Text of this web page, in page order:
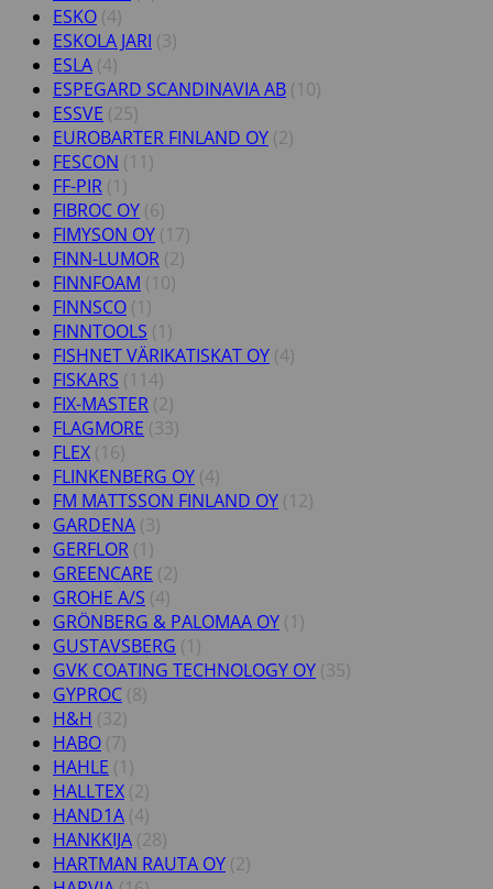
ESKO (4)
ESKOLA JARI (3)
ESLA (4)
ESPEGARD SCANDINAVIA AB (10)
ESSVE (25)
EUROBARTER FINLAND OY (2)
FESCON (11)
FF-PIR (1)
FIBROC OY (6)
FIMYSON OY (17)
FINN-LUMOR (2)
FINNFOAM (10)
FINNSCO (1)
FINNTOOLS (1)
FISHNET VÄRIKATISKAT OY (4)
FISKARS (114)
FIX-MASTER (2)
FLAGMORE (33)
FLEX (16)
FLINKENBERG OY (4)
FM MATTSSON FINLAND OY (12)
GARDENA (3)
GERFLOR (1)
GREENCARE (2)
GROHE A/S (4)
GRÖNBERG & PALOMAA OY (1)
GUSTAVSBERG (1)
GVK COATING TECHNOLOGY OY (35)
GYPROC (8)
H&H (32)
HABO (7)
HAHLE (1)
HALLTEX (2)
HAND1A (4)
HANKKIJA (28)
HARTMAN RAUTA OY (2)